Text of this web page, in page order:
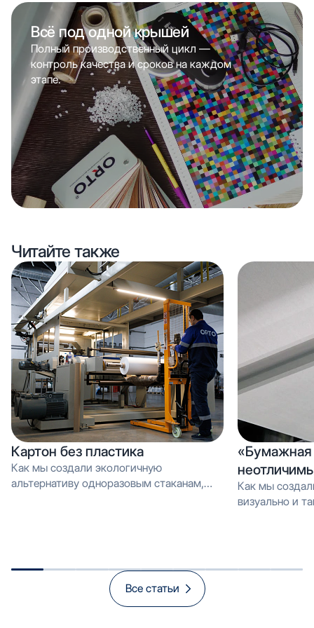
Всё под одной крышей
Полный производственный цикл —
контроль качества и сроков на каждом
этапе.
Читайте также
Картон без пластика
Как мы создали экологичную
альтернативу одноразовым стаканам,
«Бумажная
Как мы
визуально и тактильно неотличимое от
Все статьи